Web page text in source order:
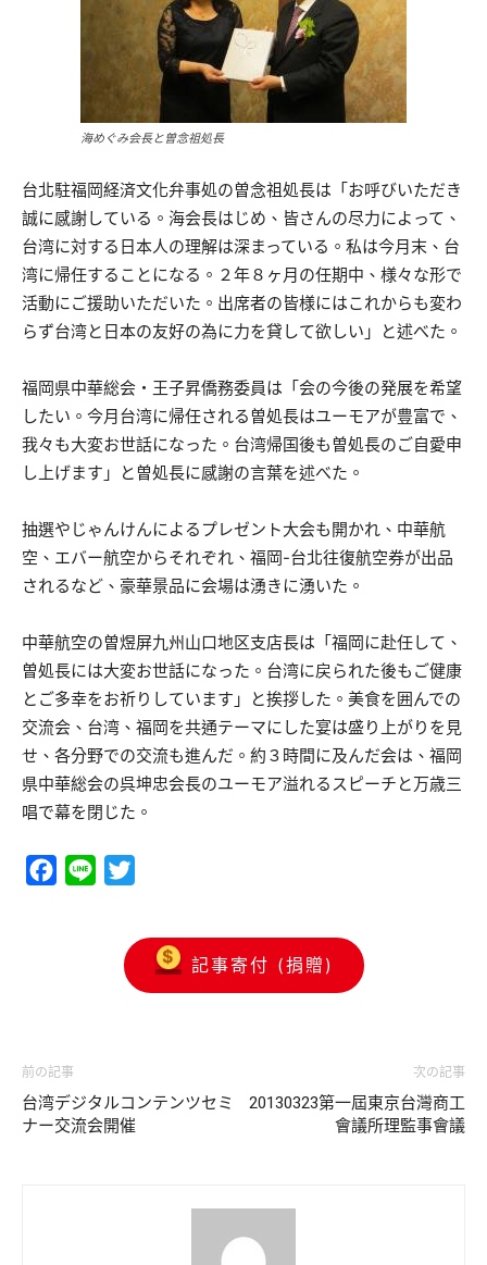
海めぐみ会長と曽念祖処長
台北駐福岡経済文化弁事処の曽念祖処長は「お呼びいただき
誠に感謝している。海会長はじめ、皆さんの尽力によって、
台湾に対する日本人の理解は深まっている。私は今月末、台
湾に帰任することになる。２年８ヶ月の任期中、様々な形で
活動にご援助いただいた。出席者の皆様にはこれからも変わ
らず台湾と日本の友好の為に力を貸して欲しい」と述べた。
福岡県中華総会・王子昇僑務委員は「会の今後の発展を希望
したい。今月台湾に帰任される曽処長はユーモアが豊富で、
我々も大変お世話になった。台湾帰国後も曽処長のご自愛申
し上げます」と曽処長に感謝の言葉を述べた。
抽選やじゃんけんによるプレゼント大会も開かれ、中華航
空、エバー航空からそれぞれ、福岡-台北往復航空券が出品
されるなど、豪華景品に会場は湧きに湧いた。
中華航空の曽煜屏九州山口地区支店長は「福岡に赴任して、
曽処長には大変お世話になった。台湾に戻られた後もご健康
とご多幸をお祈りしています」と挨拶した。美食を囲んでの
交流会、台湾、福岡を共通テーマにした宴は盛り上がりを見
せ、各分野での交流も進んだ。約３時間に及んだ会は、福岡
県中華総会の呉坤忠会長のユーモア溢れるスピーチと万歳三
唱で幕を閉じた。
Facebook
Line
記事寄付 (捐贈)
前の記事
台湾デジタルコンテンツセミ
ナー交流会開催
次の記事
20130323第一屆東京台灣商工
會議所理監事會議